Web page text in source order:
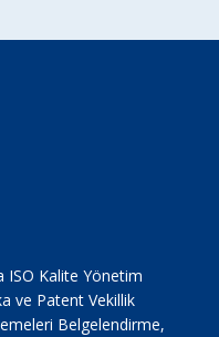
ISO Kalite Yönetim
ve Patent Vekillik
Belgelendirme,